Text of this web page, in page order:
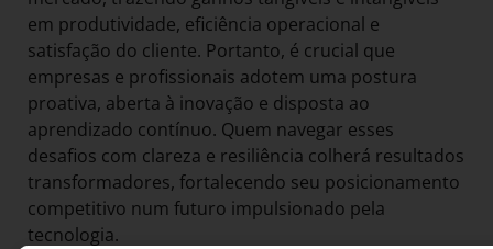
em produtividade, eficiência operacional e
satisfação do cliente. Portanto, é crucial que
empresas e profissionais adotem uma postura
proativa, aberta à inovação e disposta ao
aprendizado contínuo. Quem navegar esses
desafios com clareza e resiliência colherá resultados
transformadores, fortalecendo seu posicionamento
competitivo num futuro impulsionado pela
tecnologia.